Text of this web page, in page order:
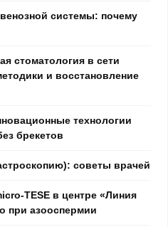
системы: почему
стоматология в сети
и восстановление
технологии
брекетов
советы врачей
TESE в центре «Линия
при азооспермии